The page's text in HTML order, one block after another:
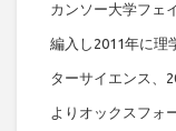
カンソー大学フェ
編入し2011年に理
ターサイエンス、
よりオックスフォ